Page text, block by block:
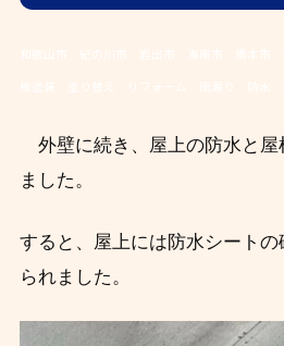
外壁に続き、屋上の防水と屋
ました。
すると、屋上には防水シート
られました。